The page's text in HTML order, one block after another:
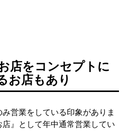
店をコンセプトに
お店もあり
営業をしている印象がありま
』として年中通常営業してい